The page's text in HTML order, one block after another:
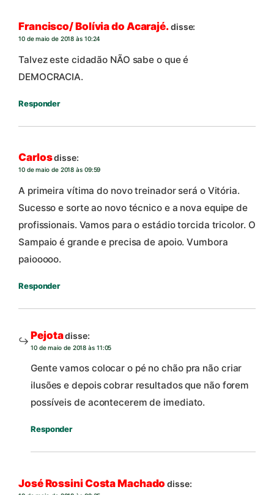
Francisco/ Bolívia do Acarajé.disse:
10 de maio de 2018 às 10:24
Talvez este cidadão NÃO sabe o que é
DEMOCRACIA.
Responder
Carlosdisse:
10 de maio de 2018 às 09:59
A primeira vítima do novo treinador será o Vitória.
Sucesso e sorte ao novo técnico e a nova equipe de
profissionais. Vamos para o estádio torcida tricolor. O
Sampaio é grande e precisa de apoio. Vumbora
paiooooo.
Responder
Pejotadisse:
10 de maio de 2018 às 11:05
Gente vamos colocar o pé no chão pra não criar
ilusões e depois cobrar resultados que não forem
possíveis de acontecerem de imediato.
Responder
José Rossini Costa Machado disse: